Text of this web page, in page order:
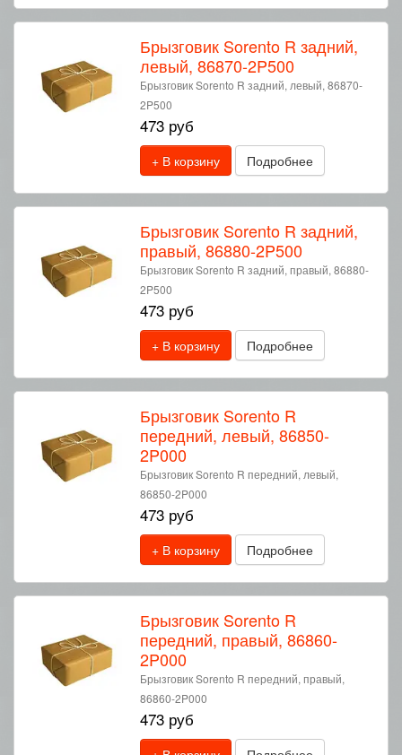
Брызговик Sorento R задний,
левый, 86870-2P500
Брызговик Sorento R задний, левый, 86870-
2P500
473 руб
+ В корзину Подробнее
Брызговик Sorento R задний,
правый, 86880-2P500
Брызговик Sorento R задний, правый, 86880-
2P500
473 руб
+ В корзину Подробнее
Брызговик Sorento R
передний, левый, 86850-
2P000
Брызговик Sorento R передний, левый,
86850-2P000
473 руб
+ В корзину Подробнее
Брызговик Sorento R
передний, правый, 86860-
2P000
Брызговик Sorento R передний, правый,
86860-2P000
473 руб